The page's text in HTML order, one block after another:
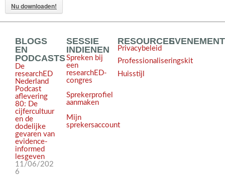
Nu downloaden!
BLOGS
EN
PODCASTS
De
researchED
Nederland
Podcast
aflevering
80: De
cijfercultuur
en de
dodelijke
gevaren van
evidence-
informed
lesgeven
11/06/202
6
SESSIE
INDIENEN
Spreken bij
een
researchED-
congres
Sprekerprofiel
aanmaken
Mijn
sprekersaccount
RESOURCES
Privacybeleid
Professionaliseringskit
Huisstijl